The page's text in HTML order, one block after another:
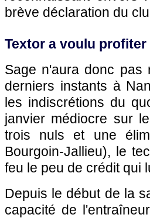
brève déclaration du
Textor a voulu
Sage n'aura donc pas
derniers instants à
les indiscrétions du
janvier médiocre sur
trois nuls et une
Bourgoin-Jallieu), le
feu le peu de crédit qui
Depuis le début de la
capacité de